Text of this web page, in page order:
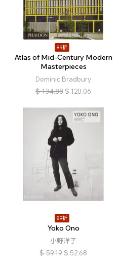
89折
Atlas of Mid-Century Modern
Masterpieces
Dominic Bradbury
$ 134.88 $ 120.06
89折
Yoko Ono
小野洋子
$ 59.19 $ 52.68